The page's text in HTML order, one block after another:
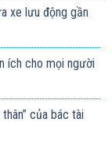
xe lưu động gần
ích cho mọi người
của bác tài